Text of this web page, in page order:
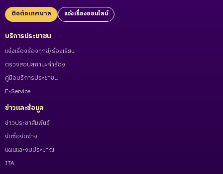
ติดต่อเทศบาล แจ้งเรื่องออนไลน์
บริการประชาชน
แจ้งเรื่องร้องทุกข์/ร้องเรียน
ตรวจสอบสถานะคำร้อง
คู่มือบริการประชาชน
E-Service
ข่าวและข้อมูล
ข่าวประชาสัมพันธ์
จัดซื้อจัดจ้าง
แผนและงบประมาณ
ITA